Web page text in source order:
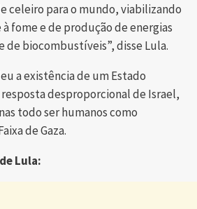
celeiro para o mundo, viabilizando
fome e de produção de energias
biocombustíveis”, disse Lula.
a existência de um Estado
desproporcional de Israel,
todo ser humanos como
de Gaza.
Lula: